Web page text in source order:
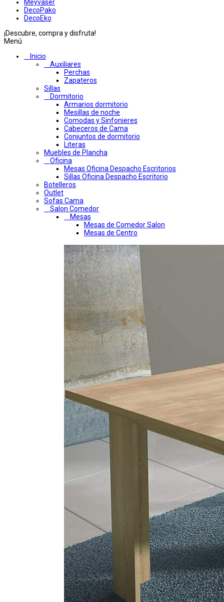
Meyvaser
DecoPako
DecoEko
¡Descubre, compra y disfruta!
Menú
Inicio
Auxiliares
Perchas
Zapateros
Sillas
Dormitorio
Armarios dormitorio
Mesillas de noche
Comodas y Sinfonieres
Cabeceros de Cama
Conjuntos de dormitorio
Literas
Muebles de Plancha
Oficina
Mesas Oficina Despacho Escritorios
Sillas Oficina Despacho Escritorio
Botelleros
Outlet
Sofas Cama
Salon Comedor
Mesas
Mesas de Comedor Salon
Mesas de Centro